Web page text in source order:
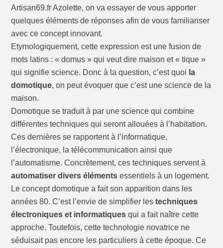
Artisan69.fr Azolette, on va essayer de vous apporter
quelques éléments de réponses afin de vous familiariser
avec ce concept innovant.
Etymologiquement, cette expression est une fusion de
mots latins : « domus » qui veut dire maison et « tique »
qui signifie science. Donc à la question, c’est quoi la
domotique, on peut évoquer que c’est une science de la
maison.
Domotique se traduit à par une science qui combine
différentes techniques qui seront allouées à l’habitation.
Ces dernières se rapportent à l’informatique,
l’électronique, la télécommunication ainsi que
l’automatisme. Concrètement, ces techniques servent à
automatiser divers éléments essentiels à un logement.
Le concept domotique a fait son apparition dans les
années 80. C’est l’envie de simplifier lestechniques
électroniques et informatiques qui a fait naître cette
approche. Toutefois, cette technologie novatrice ne
séduisait pas encore les particuliers à cette époque. Ce